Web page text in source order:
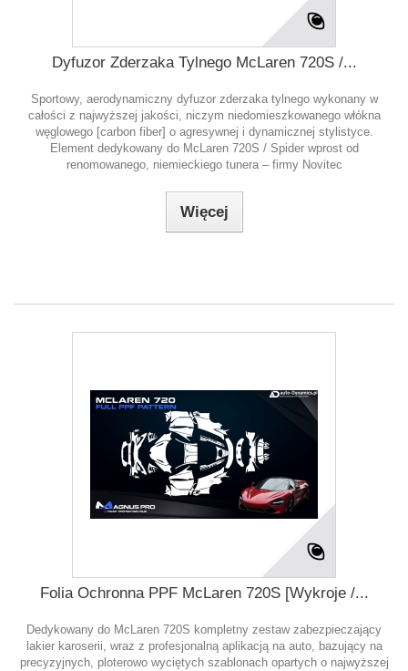
Dyfuzor Zderzaka Tylnego McLaren 720S /...
Sportowy, aerodynamiczny dyfuzor zderzaka tylnego wykonany w
całości z najwyższej jakości, niczym niedomieszkowanego włókna
węglowego [carbon fiber] o agresywnej i dynamicznej stylistyce.
Element dedykowany do McLaren 720S / Spider wprost od
renomowanego, niemieckiego tunera – firmy Novitec
Więcej
Folia Ochronna PPF McLaren 720S [Wykroje /...
Dedykowany do McLaren 720S kompletny zestaw zabezpieczający
lakier karoserii, wraz z profesjonalną aplikacją na auto, bazujący na
precyzyjnych, ploterowo wyciętych szablonach opartych o najwyższej